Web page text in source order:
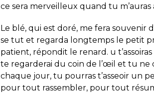
ce sera merveilleux quand tu m’auras
Le blé, qui est doré, me fera souvenir
se tut et regarda longtemps le petit
patient, répondit le renard. u
te regarderai du coin de l’œil et tu ne
chaque jour, tu pourras t’asseoir un
pour tout rassembler, pour tout